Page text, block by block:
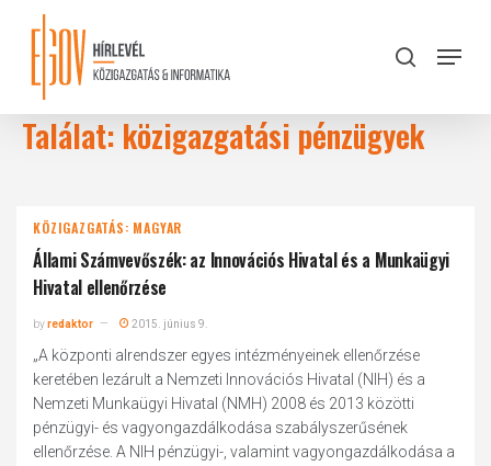
content
search
Menu
Találat: közigazgatási pénzügyek
KÖZIGAZGATÁS: MAGYAR
Állami Számvevőszék: az Innovációs Hivatal és a Munkaügyi
Hivatal ellenőrzése
byredaktor 2015. június 9.
„A központi alrendszer egyes intézményeinek ellenőrzése
keretében lezárult a Nemzeti Innovációs Hivatal (NIH) és a
Nemzeti Munkaügyi Hivatal (NMH) 2008 és 2013 közötti
pénzügyi- és vagyongazdálkodása szabályszerűsének
ellenőrzése. A NIH pénzügyi-, valamint vagyongazdálkodása a
Close